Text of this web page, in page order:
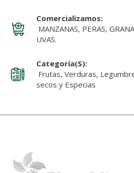
Comercializamos:
MANZANAS, PERAS,
UVAS.
Categoría(s):
Frutas, Verduras,
secos y Especias